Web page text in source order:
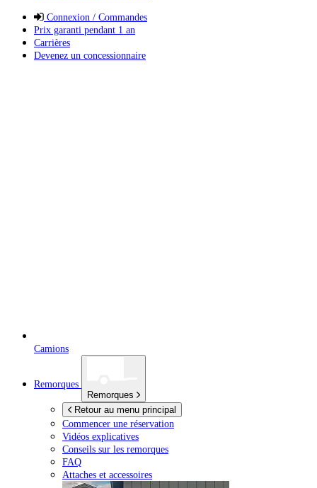
Connexion / Commandes
Prix garanti pendant 1 an
Carrières
Devenez un concessionnaire
Camions
Remorques
Remorques
Retour au menu principal
Commencer une réservation
Vidéos explicatives
Conseils sur les remorques
FAQ
Attaches et accessoires